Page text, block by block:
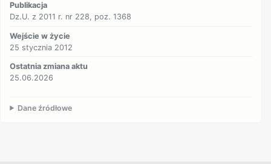
Publikacja
Dz.U. z 2011 r. nr 228, poz. 1368
Wejście w życie
25 stycznia 2012
Ostatnia zmiana aktu
25.06.2026
Dane źródłowe